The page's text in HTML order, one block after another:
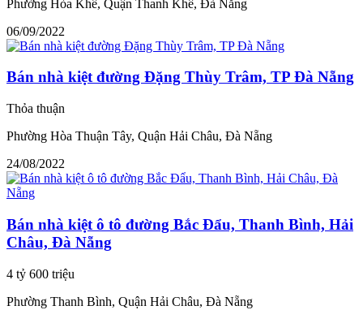
Phường Hòa Khê, Quận Thanh Khê, Đà Nẵng
06/09/2022
Bán nhà kiệt đường Đặng Thùy Trâm, TP Đà Nẵng
Thỏa thuận
Phường Hòa Thuận Tây, Quận Hải Châu, Đà Nẵng
24/08/2022
Bán nhà kiệt ô tô đường Bắc Đẩu, Thanh Bình, Hải
Châu, Đà Nẵng
4 tỷ 600 triệu
Phường Thanh Bình, Quận Hải Châu, Đà Nẵng